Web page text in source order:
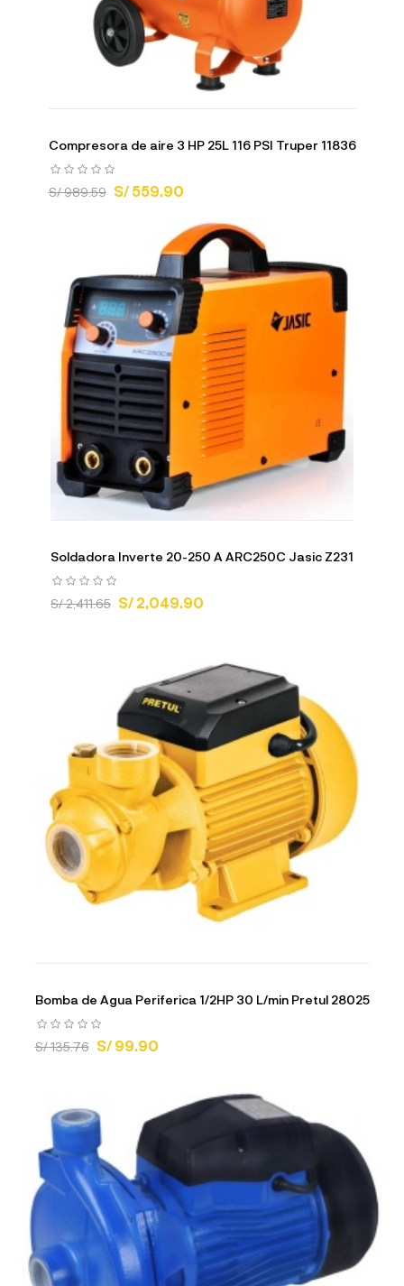
Compresora de aire 3 HP 25L 116 PSI Truper 11836
S/ 989.59 S/ 559.90
Soldadora Inverte 20-250 A ARC250C Jasic Z231
S/ 2,411.65 S/ 2,049.90
Bomba de Agua Periferica 1/2HP 30 L/min Pretul 28025
S/ 135.76 S/ 99.90